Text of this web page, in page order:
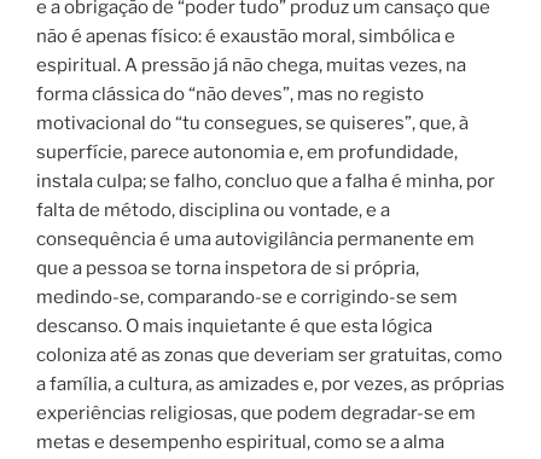
e a obrigação de “poder tudo” produz um cansaço que
não é apenas físico: é exaustão moral, simbólica e
espiritual. A pressão já não chega, muitas vezes, na
forma clássica do “não deves”, mas no registo
motivacional do “tu consegues, se quiseres”, que, à
superfície, parece autonomia e, em profundidade,
instala culpa; se falho, concluo que a falha é minha, por
falta de método, disciplina ou vontade, e a
consequência é uma autovigilância permanente em
que a pessoa se torna inspetora de si própria,
medindo-se, comparando-se e corrigindo-se sem
descanso. O mais inquietante é que esta lógica
coloniza até as zonas que deveriam ser gratuitas, como
a família, a cultura, as amizades e, por vezes, as próprias
experiências religiosas, que podem degradar-se em
metas e desempenho espiritual, como se a alma